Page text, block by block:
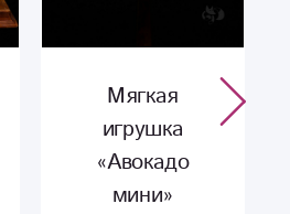
Мягкая
игрушка
«Авокадо
мини»